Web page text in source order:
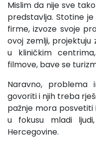
Mislim da nije sve
predstavlja. Stotine
firme, izvoze svoje
ovoj zemlji,
u kliničkim
filmove, bave se
Naravno,
govoriti i njih treba
pažnje mora posvetiti
u fokusu mladi
Hercegovine.